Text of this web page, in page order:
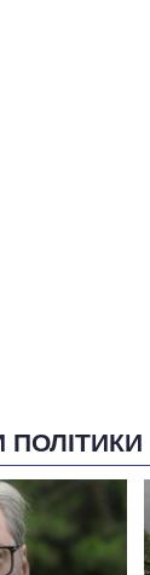
ПОЛІТИКИ